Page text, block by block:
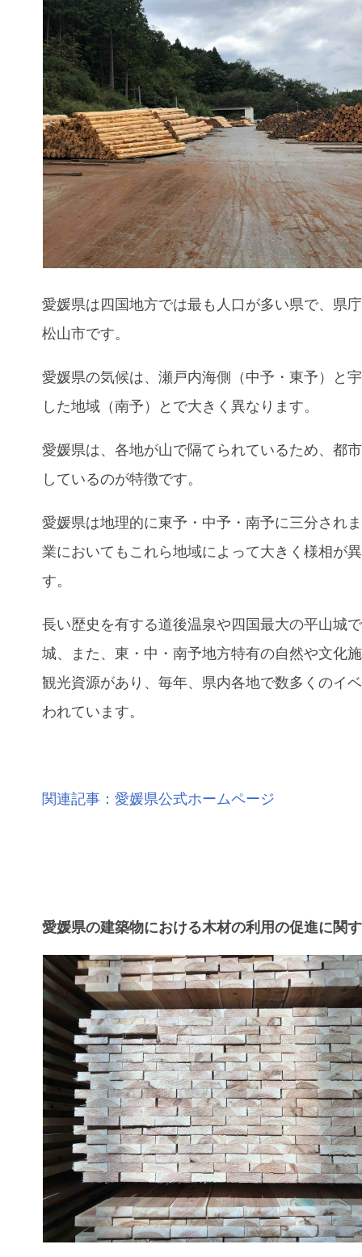
愛媛県は四国地方では最も人口が多い県で、県
松山市です。
愛媛県の気候は、瀬戸内海側（中予・東予）と
した地域（南予）とで大きく異なります。
愛媛県は、各地が山で隔てられているため、都
しているのが特徴です。
愛媛県は地理的に東予・中予・南予に三分され
業においてもこれら地域によって大きく様相が
す。
長い歴史を有する道後温泉や四国最大の平山城
城、また、東・中・南予地方特有の自然や文化
観光資源があり、毎年、県内各地で数多くのイ
われています。
関連記事：愛媛県公式ホームページ
愛媛県の建築物における木材の利用の促進に関